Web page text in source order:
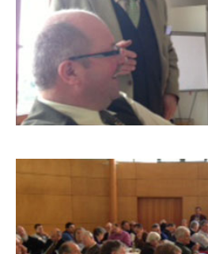
BLW-FACHTAGUNG
BLW-FACHTAGUNG